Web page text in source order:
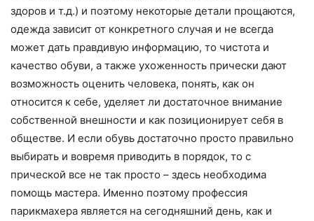
здоров и т.д.) и поэтому некоторые детали прощаются,
одежда зависит от конкретного случая и не всегда
может дать правдивую информацию, то чистота и
качество обуви, а также ухоженность прически дают
возможность оценить человека, понять, как он
относится к себе, уделяет ли достаточное внимание
собственной внешности и как позиционирует себя в
обществе. И если обувь достаточно просто правильно
выбирать и вовремя приводить в порядок, то с
прической все не так просто – здесь необходима
помощь мастера. Именно поэтому профессия
парикмахера является на сегодняшний день, как и